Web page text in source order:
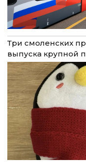
Три смоленских
выпуска крупной